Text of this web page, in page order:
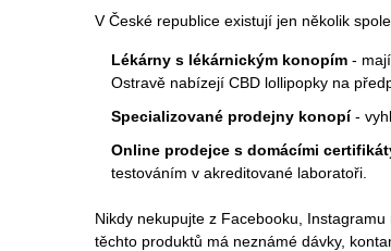
V České republice existují jen několik
Lékárny s lékárnickým konopím -
Ostravě nabízejí CBD lollipopky na
Specializované prodejny konopí-
Online prodejce s domácími
testováním v akreditované laboratoři.
Nikdy nekupujte z Facebooku,
těchto produktů má neznámé dávky,